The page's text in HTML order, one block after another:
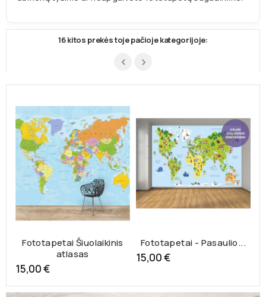
16 kitos prekės toje pačioje kategorijoje:
Fototapetai Šiuolaikinis
atlasas
15,00 €
Fototapetai - Pasaulio...
15,00 €